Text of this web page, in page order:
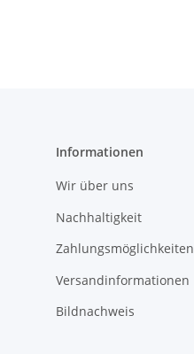
Informationen
Wir über uns
Nachhaltigkeit
Zahlungsmöglichkeiten
Versandinformationen
Bildnachweis